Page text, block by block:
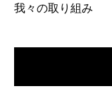
我々の取り組み